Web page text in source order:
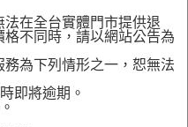
法在全台實體門市提供退
不同時，請以網站公告為
務為下列情形之一，恕無法
即將逾期。